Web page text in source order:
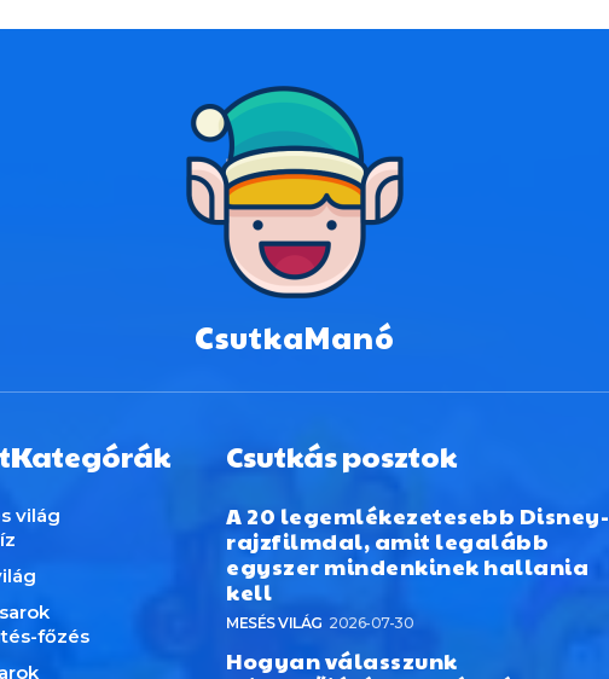
CsutkaManó
világ
főzés
Csutkás posztok
A 20 legemlékezetesebb Disney-
rajzfilmdal, amit legalább
egyszer mindenkinek hallania
kell
MESÉS VILÁG 2026-07-30
Hogyan válasszunk